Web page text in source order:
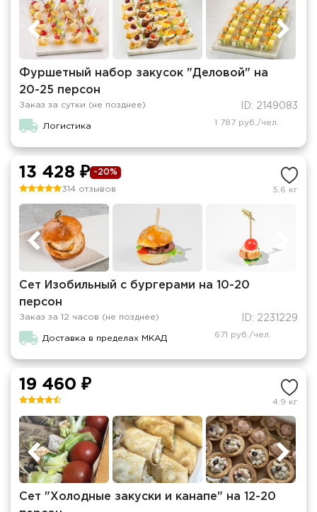
Фуршетный набор закусок "Деловой" на
20-25 персон
Заказ за сутки (не позднее) ID: 2149083
Логистика 1 787 руб./чел.
13 428 ₽ -20%
314 отзывов 5.6 кг
Сет Изобильный с бургерами на 10-20
персон
Заказ за 12 часов (не позднее) ID: 2231229
Доставка в пределах МКАД 671 руб./чел.
19 460 ₽
4.9 кг
Сет "Холодные закуски и канапе" на 12-20